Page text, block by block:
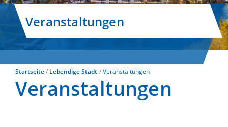
Veranstaltungen
Startseite Lebendige Stadt Veranstaltungen
Veranstaltungen